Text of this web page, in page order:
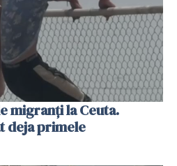
migranți la Ceuta.
deja primele